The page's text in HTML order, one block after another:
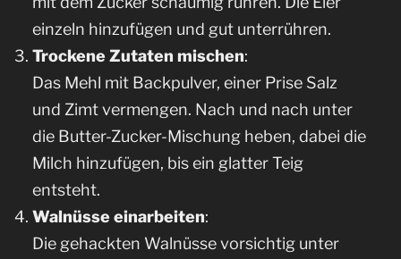
einzeln hinzufügen und gut unterrühren.
Trockene Zutaten mischen:
Das Mehl mit Backpulver, einer Prise Salz
und Zimt vermengen. Nach und nach unter
die Butter-Zucker-Mischung heben, dabei die
Milch hinzufügen, bis ein glatter Teig
entsteht.
Walnüsse einarbeiten:
Die gehackten Walnüsse vorsichtig unter